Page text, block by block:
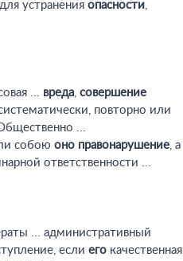
для устранения опасности,
... вреда, совершение
повторно или
...
собою оно правонарушение, а
ответственности ...
... административный
если его качественная